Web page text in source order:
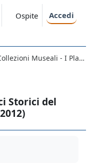
Ospite Accedi
Collezioni Museali - I Plastici Storici del Servizio Geologico d'Italia (2012)
Storici del